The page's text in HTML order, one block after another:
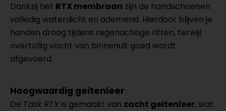
Dankzij het RTX membraan zijn de handschoenen
volledig waterdicht en ademend. Hierdoor blijven je
handen droog tijdens regenachtige ritten, terwijl
overtollig vocht van binnenuit goed wordt
afgevoerd.
Hoogwaardig geitenleer
De Task RTX is gemaakt van zacht geitenleer, wat